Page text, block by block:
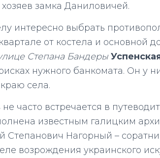
замка Даниловичей.
интересно выбрать
от костела и основной
Степана Бандеры
нужного банкомата. Он у
села.
часто встречается в
известным галицким
Степанович Нагорный –
возрождения украинского